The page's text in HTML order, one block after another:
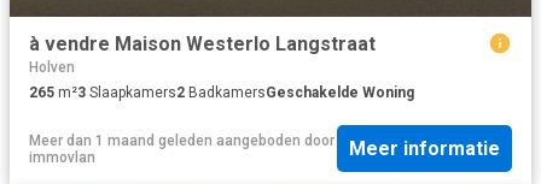
à vendre Maison Westerlo Langstraat
Holven
265 m²3 Slaapkamers2 BadkamersGeschakelde Woning
Meer dan 1 maand geleden aangeboden door
immovlan
Meer informatie